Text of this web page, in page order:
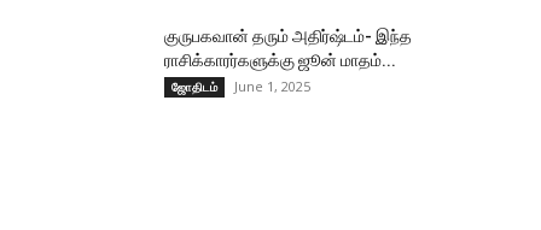
குருபகவான் தரும் அதிர்ஷ்டம்- இந்த
ராசிக்காரர்களுக்கு ஜூன் மாதம்...
ஜோதிடம் June 1, 2025